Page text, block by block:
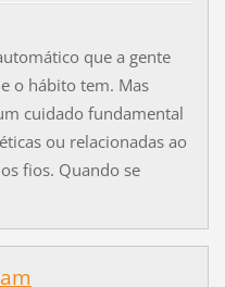
que a gente
o hábito tem. Mas
cuidado fundamental
ou relacionadas ao
fios. Quando se